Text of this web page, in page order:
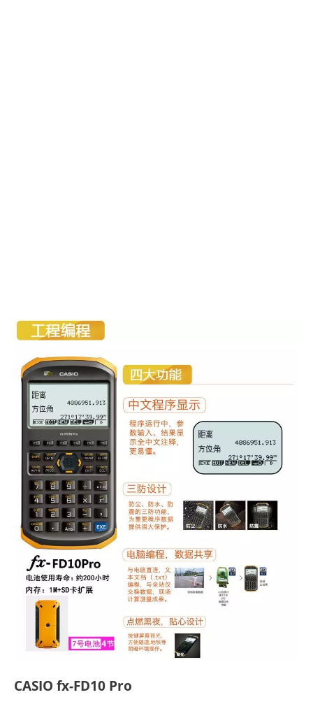
CASIO fx-FD10 Pro